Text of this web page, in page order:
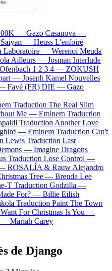
— Gazo Casanova —
Saiyan — Heuss L'enfoiré
Laboratoire — Werenoi Meuda
Ailleurs — Josman Interlude
Ofenbach 1 2 3 4 — ZOKUSH
— Joseph Kamel Nouvelles
Favé (FR) DIE — Gazo
Traduction The Real Slim
Me — Eminem Traduction
Traduction Another Love
— Eminem Traduction Can't
Lewis Traduction Last
— Imagine Dragons
Traduction Lose Control —
ROSALÍA & Rauw Alejandro
Tree — Brenda Lee
T Traduction Godzilla —
For? — Billie Eilish
Traduction Paint The Town
For Christmas Is You —
— Mariah Carey
de Django